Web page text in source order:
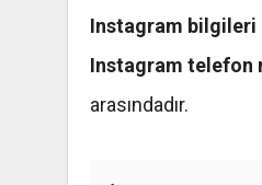
Instagram bilgileri
Instagram telefon
arasındadır.